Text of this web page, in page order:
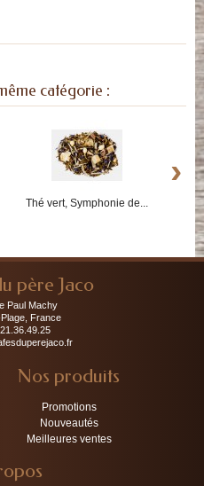
catégorie :
Thé vert, Symphonie de...
›
père Jaco
Paul Machy
France
Nos produits
Promotions
Nouveautés
Meilleures ventes